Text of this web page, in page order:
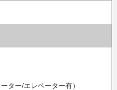
ター/エレベーター有）